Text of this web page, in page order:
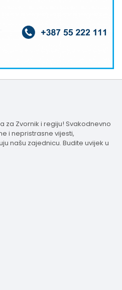
za Zvornik i regiju! Svakodnevno
i nepristrasne vijesti,
našu zajednicu. Budite uvijek u